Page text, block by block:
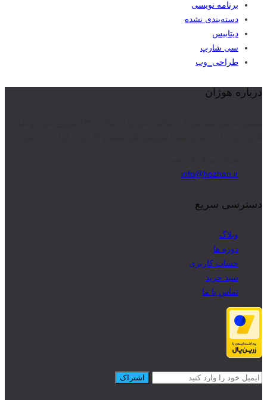
برنامه نویسی
دسته‌بندی نشده
دیتابیس
سی شارپ
طراحی_وب
درباره هوژان
info@hozhan.ir
دسترسی سریع
وبلاگ
دوره ها
حساب کاربری
سبد خرید
تماس با ما